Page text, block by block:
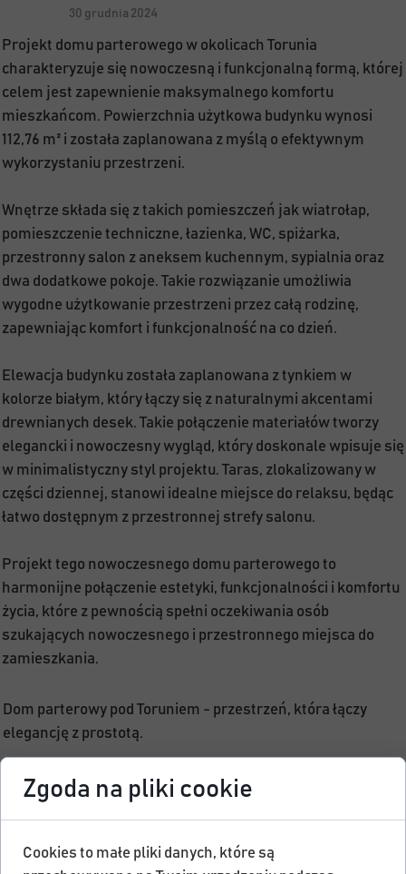
30 grudnia 2024
Projekt domu parterowego w okolicach Torunia
charakteryzuje się nowoczesną i funkcjonalną formą, której
celem jest zapewnienie maksymalnego komfortu
mieszkańcom. Powierzchnia użytkowa budynku wynosi
112,76 m² i została zaplanowana z myślą o efektywnym
wykorzystaniu przestrzeni.
Wnętrze składa się z takich pomieszczeń jak wiatrołap,
pomieszczenie techniczne, łazienka, WC, spiżarka,
przestronny salon z aneksem kuchennym, sypialnia oraz
dwa dodatkowe pokoje. Takie rozwiązanie umożliwia
wygodne użytkowanie przestrzeni przez całą rodzinę,
zapewniając komfort i funkcjonalność na co dzień.
Elewacja budynku została zaplanowana z tynkiem w
kolorze białym, który łączy się z naturalnymi akcentami
drewnianych desek. Takie połączenie materiałów tworzy
elegancki i nowoczesny wygląd, który doskonale wpisuje się
w minimalistyczny styl projektu. Taras, zlokalizowany w
części dziennej, stanowi idealne miejsce do relaksu, będąc
łatwo dostępnym z przestronnej strefy salonu.
Projekt tego nowoczesnego domu parterowego to
harmonijne połączenie estetyki, funkcjonalności i komfortu
życia, które z pewnością spełni oczekiwania osób
szukających nowoczesnego i przestronnego miejsca do
zamieszkania.
Dom parterowy pod Toruniem - przestrzeń, która łączy
elegancję z prostotą.
Zgoda na pliki cookie
Cookies to małe pliki danych, które są